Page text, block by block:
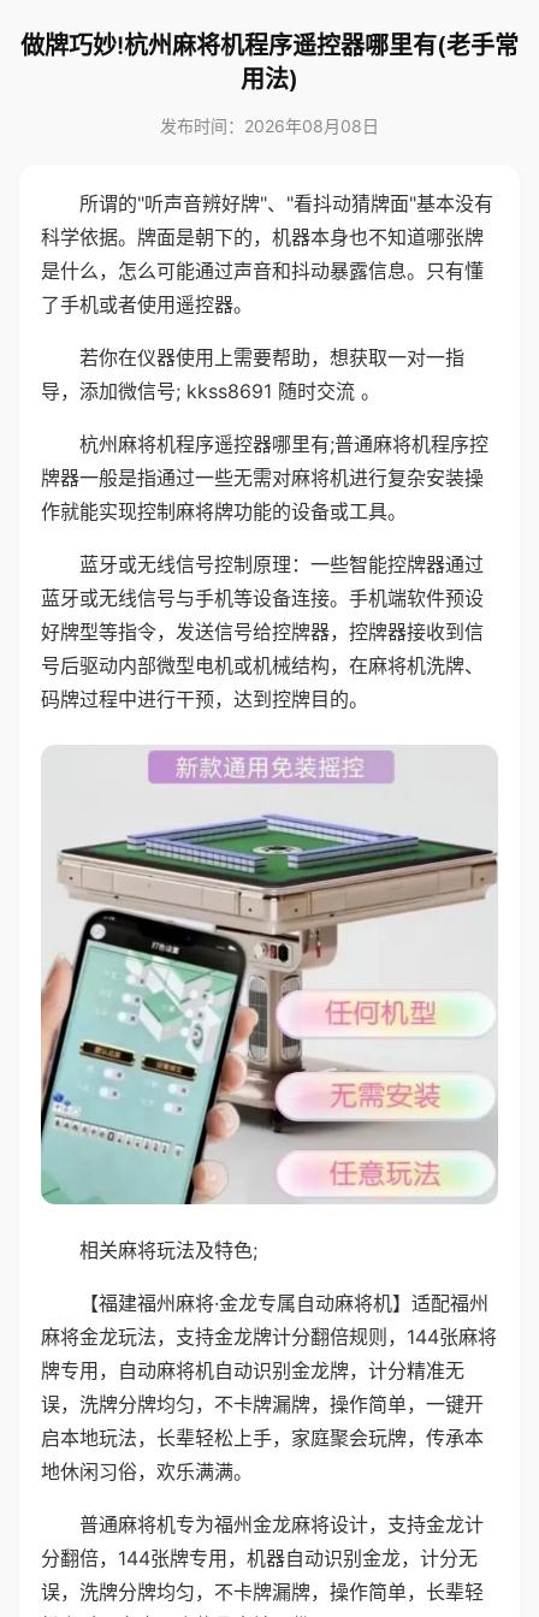
做牌巧妙!杭州麻将机程序遥控器哪里有(老手常
用法)
发布时间：2026年08月08日
所谓的"听声音辨好牌"、"看抖动猜牌面"基本没有
科学依据。牌面是朝下的，机器本身也不知道哪张牌
是什么，怎么可能通过声音和抖动暴露信息。只有懂
了手机或者使用遥控器。
若你在仪器使用上需要帮助，想获取一对一指
导，添加微信号; kkss8691 随时交流 。
杭州麻将机程序遥控器哪里有;普通麻将机程序控
牌器一般是指通过一些无需对麻将机进行复杂安装操
作就能实现控制麻将牌功能的设备或工具。
蓝牙或无线信号控制原理：一些智能控牌器通过
蓝牙或无线信号与手机等设备连接。手机端软件预设
好牌型等指令，发送信号给控牌器，控牌器接收到信
号后驱动内部微型电机或机械结构，在麻将机洗牌、
码牌过程中进行干预，达到控牌目的。
相关麻将玩法及特色;
【福建福州麻将·金龙专属自动麻将机】适配福州
麻将金龙玩法，支持金龙牌计分翻倍规则，144张麻将
牌专用，自动麻将机自动识别金龙牌，计分精准无
误，洗牌分牌均匀，不卡牌漏牌，操作简单，一键开
启本地玩法，长辈轻松上手，家庭聚会玩牌，传承本
地休闲习俗，欢乐满满。
普通麻将机专为福州金龙麻将设计，支持金龙计
分翻倍，144张牌专用，机器自动识别金龙，计分无
误，洗牌分牌均匀，不卡牌漏牌，操作简单，长辈轻